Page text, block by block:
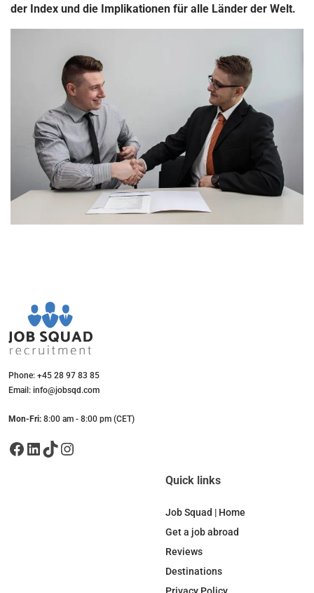
der Index und die Implikationen für alle Länder der Welt.
Phone: +45 28 97 83 85
Email: info@jobsqd.com
Mon-Fri: 8:00 am - 8:00 pm (CET)
Facebook LinkedIn TikTok Instagram
Quick links
Job Squad | Home
Get a job abroad
Reviews
Destinations